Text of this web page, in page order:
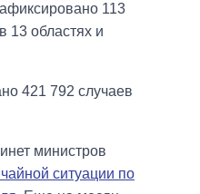
113
13 областях и
421 792 случаев
министров
ситуации по